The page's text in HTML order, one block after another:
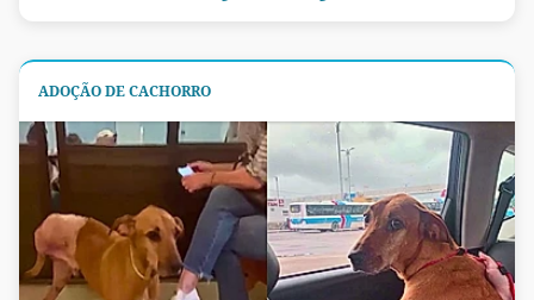
ADOÇÃO DE CACHORRO